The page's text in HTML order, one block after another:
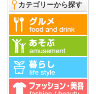
カテゴリーから探す